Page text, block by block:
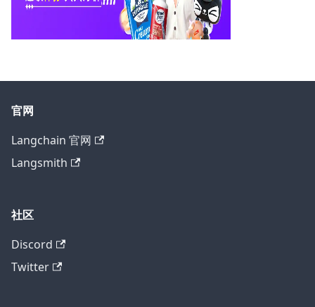
官网
Langchain 官网
Langsmith
社区
Discord
Twitter